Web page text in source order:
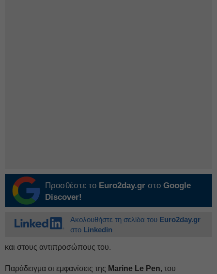
Προσθέστε το Euro2day.gr στο Google
Discover!
Ακολουθήστε τη σελίδα του Euro2day.gr
στο Linkedin
και στους αντιπροσώπους του.
Παράδειγμα οι εμφανίσεις της Marine Le Pen, του